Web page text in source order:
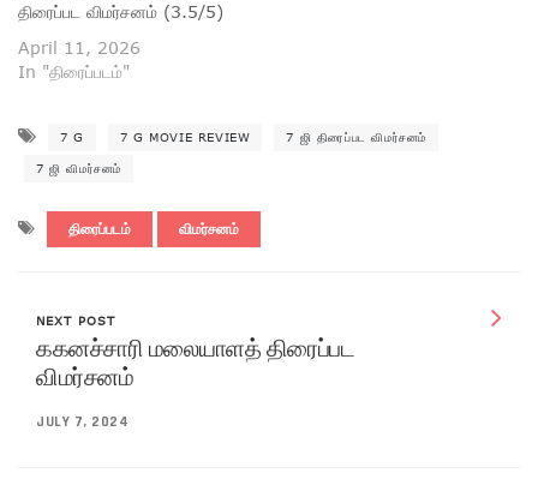
திரைப்பட விமர்சனம் (3.5/5)
April 11, 2026
In "திரைப்படம்"
7 G 7 G MOVIE REVIEW 7 ஜி திரைப்பட விமர்சனம்
7 ஜி விமர்சனம்
திரைப்படம் விமர்சனம்
NEXT POST
ககனச்சாரி மலையாளத் திரைப்பட
விமர்சனம்
JULY 7, 2024